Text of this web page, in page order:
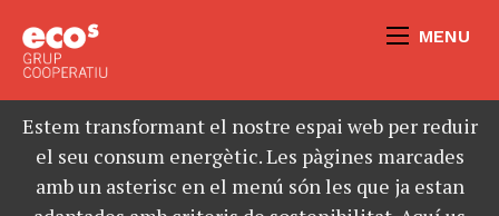
MENU
Estem transformant el nostre espai web per reduir
el seu consum energètic. Les pàgines marcades
amb un asterisc en el menú són les que ja estan